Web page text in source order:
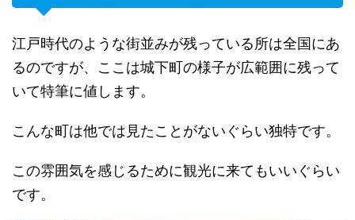
江戸時代のような街並みが残っている所は全国にあ
るのですが、ここは城下町の様子が広範囲に残って
いて特筆に値します。
こんな町は他では見たことがないぐらい独特です。
この雰囲気を感じるために観光に来てもいいぐらい
です。